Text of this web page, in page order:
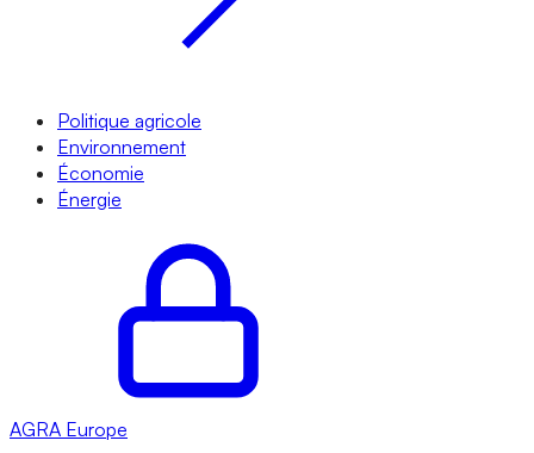
Politique agricole
Environnement
Économie
Énergie
AGRA Europe